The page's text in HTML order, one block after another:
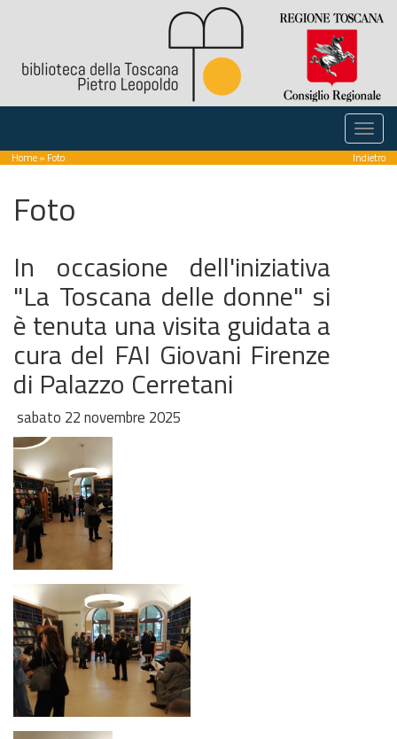
Home» Foto Indietro
Foto
In occasione dell'iniziativa
"La Toscana delle donne" si
è tenuta una visita guidata a
cura del FAI Giovani Firenze
di Palazzo Cerretani
sabato 22 novembre 2025